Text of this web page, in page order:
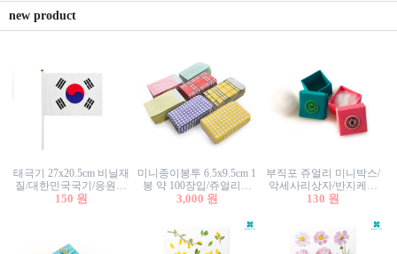
new product
태극기 27x20.5cm 비닐재
질/대한민국국기/응원깃
발/행사깃발
150 원
미니종이봉투 6.5x9.5cm 1
봉 약 100장입/쥬얼리봉
투/증명사진봉투/악세사
3,000 원
부직포 쥬얼리 미니박스/
악세사리상자/반지케이
스/반지상자/귀걸이상자/
130 원